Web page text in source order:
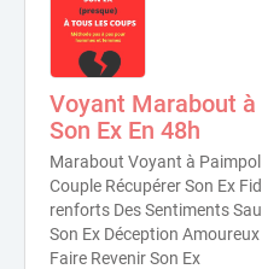
Voyant Marabout
Son Ex En 48h
Marabout Voyant à
Couple Récupérer Son Ex
renforts Des Sentiments
Son Ex Déception
Faire Revenir Son Ex